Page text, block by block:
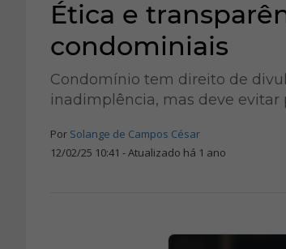
Ética e
condominiais
Condomínio tem direito de
inadimplência, mas deve
Por Solange de Campos César
12/02/25 10:41 - Atualizado há 1 ano